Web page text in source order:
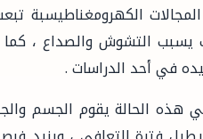
الكهرومغناطيسبة
يسبب التشوش والصداع ، كما
في أحد الدراسات .
هذه الحالة يقوم الجسم